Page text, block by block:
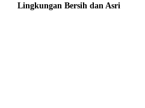
Lingkungan Bersih dan Asri